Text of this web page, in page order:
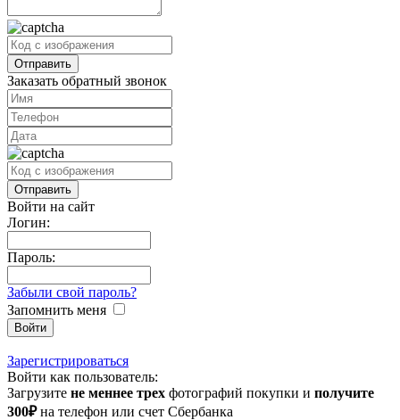
Заказать обратный звонок
Войти на сайт
Логин:
Пароль:
Забыли свой пароль?
Запомнить меня
Зарегистрироваться
Войти как пользователь:
Загрузите не меннее трех фотографий покупки и получите
300₽на телефон или счет Сбербанка